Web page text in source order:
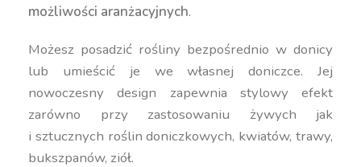
możliwości aranżacyjnych.
Możesz posadzić rośliny bezpośrednio w donicy
lub umieścić je we własnej doniczce. Jej
nowoczesny design zapewnia stylowy efekt
zarówno przy zastosowaniu żywych jak
i sztucznych roślin doniczkowych, kwiatów, trawy,
bukszpanów, ziół.